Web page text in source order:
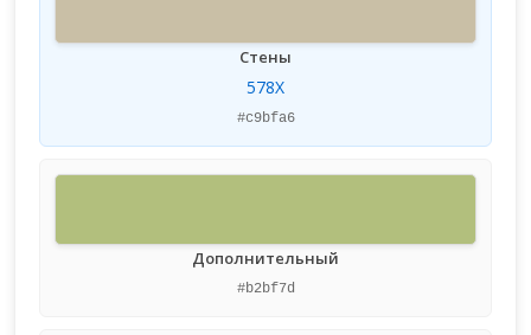
Стены
578X
#c9bfa6
Дополнительный
#b2bf7d